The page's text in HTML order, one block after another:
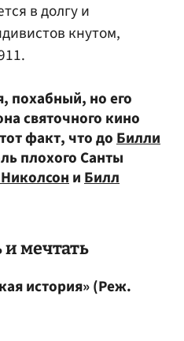
в долгу и
кнутом,
похабный, но его
святочного кино
факт, что до Билли
плохого Санты
и Билл
и мечтать
история» (Реж.